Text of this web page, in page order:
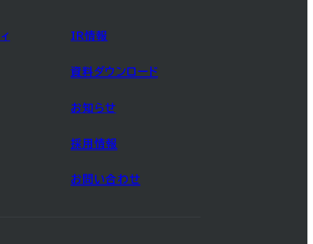
IR情報
資料ダウンロード
お知らせ
採用情報
お問い合わせ